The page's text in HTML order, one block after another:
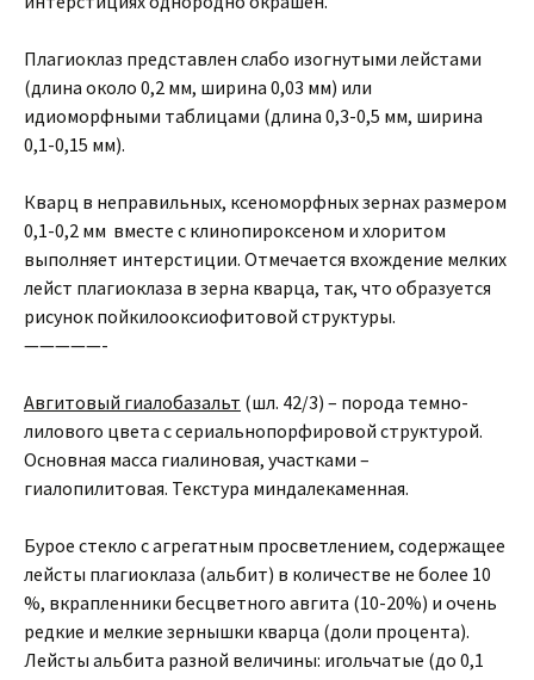
Плагиоклаз представлен слабо изогнутыми лейстами
(длина около 0,2 мм, ширина 0,03 мм) или
идиоморфными таблицами (длина 0,3-0,5 мм, ширина
0,1-0,15 мм).
Кварц в неправильных, ксеноморфных зернах размером
0,1-0,2 мм вместе с клинопироксеном и хлоритом
выполняет интерстиции. Отмечается вхождение мелких
лейст плагиоклаза в зерна кварца, так, что образуется
рисунок пойкилооксиофитовой структуры.
—————-
Авгитовый гиалобазальт (шл. 42/3) – порода темно-
лилового цвета с сериальнопорфировой структурой.
Основная масса гиалиновая, участками –
гиалопилитовая. Текстура миндалекаменная.
Бурое стекло с агрегатным просветлением, содержащее
лейсты плагиоклаза (альбит) в количестве не более 10
%, вкрапленники бесцветного авгита (10-20%) и очень
редкие и мелкие зернышки кварца (доли процента).
Лейсты альбита разной величины: игольчатые (до 0,1